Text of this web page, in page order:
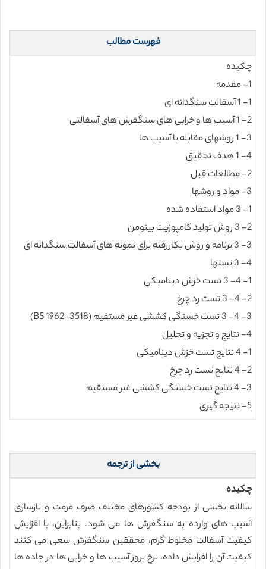
فهرست مطالب
چکیده
1- مقدمه
1- 1 آسفالت سنگدانه ای
2- 1 آسیب ها و خرابی های سنگفرش های آسفالتی
3- 1 روشهای مقابله با آسیب ها
4- 1 هدف تحقیق
2- مطالعات قبل
3- مواد و روشها
1- 3 مواد استفاده شده
2- 3 روش تولید کامپوزیت بیتومن
3- 3 برنامه و روش بکاررفته برای نمونه های آسفالت سنگدانه ای
4- 3 تستها
1- 4- 3 تست خزش دینامیکی
2- 4- 3 تست رد چرخ
3- 4- 3 تست خستگی کششی غیر مستقیم (BS 1962-3518)
4- نتایج و تجزیه و تحلیل
1- 4 نتایج تست خزش دینامیکی
2- 4 نتایج تست رد چرخ
3- 4 نتایج تست خستگی کششی غیر مستقیم
5- نتیجه گیری
بخشی از ترجمه
چکیده
سالانه بخشی از بودجه کشورهای مختلف صرف مرمت و بازسازی
آسیب های وارده به سنگفرش ها می شود. بنابراین، با افزایش
کیفیت آسفالت مخلوط گرم، محققین سنگفرش سعی می کنند
کیفیت آن را افزایش داده، نرخ بروز آسیب ها و خرابی ها در جاده ها